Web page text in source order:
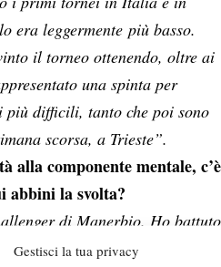
Gestisci la tua privacy
era leggermente più basso.
il torneo ottenendo, oltre ai
una spinta per
difficili, tanto che poi sono
scorsa, a Trieste”.
componente mentale, c’è
abbini la svolta?
di Manerbio. Ho battuto
ex 57) e lottato contro un